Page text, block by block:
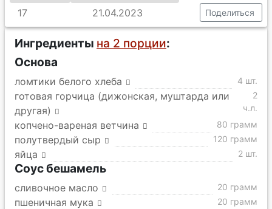
17
21.04.2023 Поделиться
Ингредиенты на 2 порции:
Основа
ломтики белого хлеба 4 шт.
готовая горчица (дижонская, муштарда или
другая)
2
ч.л.
копчено-вареная ветчина 80 грамм
полутвердый сыр 120 грамм
яйца 2 шт.
Соус бешамель
сливочное масло 20 грамм
пшеничная мука 20 грамм